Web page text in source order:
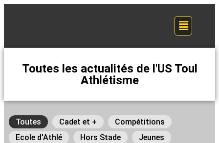
Toutes les actualités de l'US Toul
Athlétisme
Toutes Cadet et +
Compétitions
Ecole d'Athlé
Hors Stade
Jeunes